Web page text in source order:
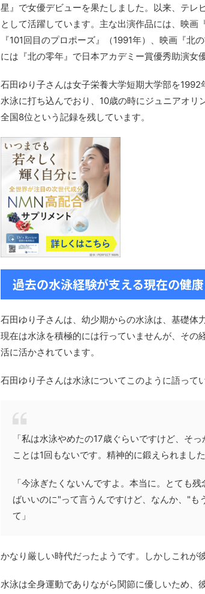
星』で女優デビューを果たしました。以来、テレ
として活躍しています。主な出演作品には、映画
『101回目のプロポーズ』（1991年）、映画『
には『北の零年』で日本アカデミー賞優秀助演女
石田ゆり子さんは女子栄養大学短期大学部を
水泳に打ち込んでおり、10歳の時にジュニアオ
全国8位という記録を残しています。
過去の水泳経験が支える現在の健
石田ゆり子さんは、幼少期からの水泳は、基礎体
現在は水泳を積極的には行っていませんが、その
活に活かされています。
石田ゆり子さんは水泳についてこのように語ってい
「私は水泳やめたの17歳ぐらいですけど、そ
ことは1回もないです。精神的に鍛えられました
「今泳ぎたくないんですよ。本当に。とても
ばいいのに"って言うんですけど、なんか、"も
て」
かなり厳しい時代だったようです。しかしこれが
水泳は全身運動でありながら関節に優しいため、